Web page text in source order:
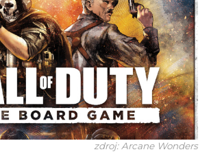
zdroj: Arcane Wonders